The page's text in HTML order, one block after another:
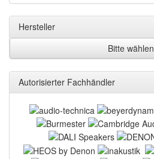
Hersteller
Bitte wählen
Autorisierter Fachhändler